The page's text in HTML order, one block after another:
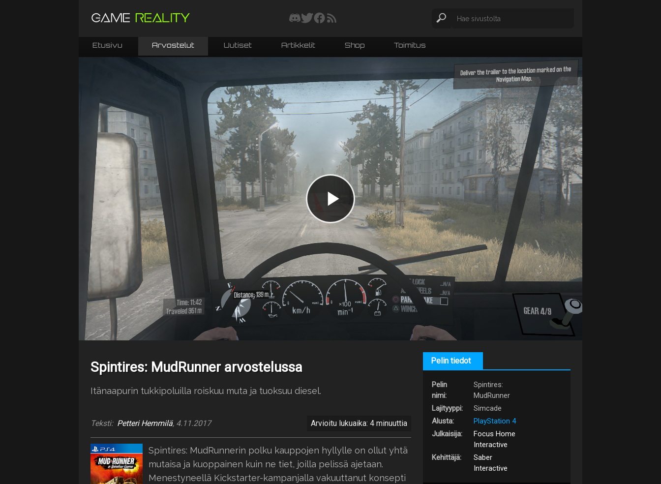
Etusivu Arvostelut Uutiset Artikkelit Shop Toimitus
Spintires: MudRunner arvostelussa
Itänaapurin tukkipoluilla roiskuu muta ja tuoksuu diesel.
Teksti: Petteri Hemmilä, 4.11.2017 Arvioitu lukuaika: 4 minuuttia
Spintires: MudRunnerin polku kauppojen hyllylle on ollut yhtä
mutaisa ja kuoppainen kuin ne tiet, joilla pelissä ajetaan.
Menestyneellä Kickstarter-kampanjalla vakuuttanut konsepti
Pelin tiedot
Pelin
nimi:
Spintires:
MudRunner
Lajityyppi:
Simcade
Alusta:
PlayStation 4
Julkaisija:
Focus Home
Interactive
Kehittäjä:
Saber
Interactive